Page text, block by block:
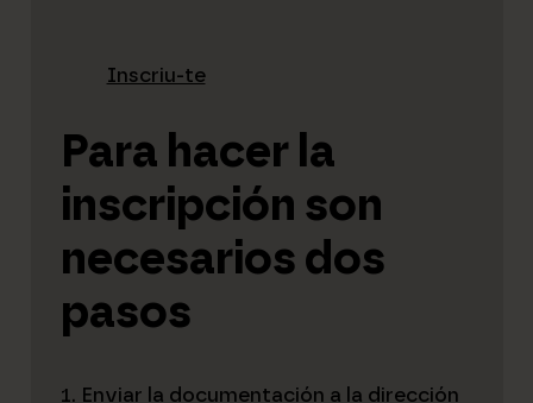
Inscriu-te
Para hacer la
inscripción son
necesarios dos
pasos
Enviar la documentación a la dirección